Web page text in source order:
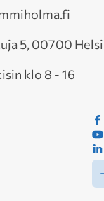
5, 00700
klo 8 - 16